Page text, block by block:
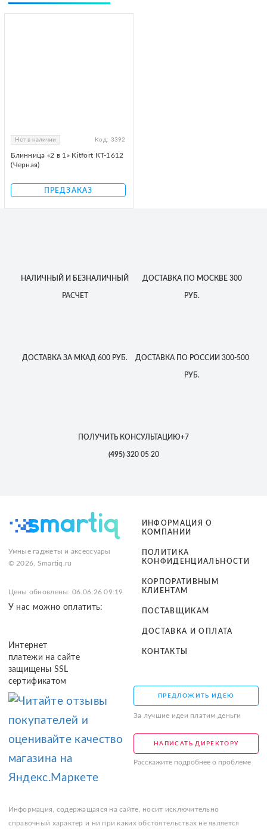
Нет в наличии Код: 3392
Блинница «2 в 1» Kitfort КТ-1612
(Черная)
ПРЕДЗАКАЗ
НАЛИЧНЫЙ И БЕЗНАЛИЧНЫЙ
РАСЧЕТ
ДОСТАВКАПО МОСКВЕ 300
РУБ.
ДОСТАВКА ЗА МКАД 600 РУБ. ДОСТАВКАПО РОССИИ 300-500
РУБ.
ПОЛУЧИТЬ КОНСУЛЬТАЦИЮ+7
(495)320 05 20
Умные гаджеты и аксессуары
© 2026, Smartiq.ru
Цены обновлены: 06.06.26 09:19
У нас можно оплатить:
Интернет
платежи на сайте
защищены SSL
сертификатом
ИНФОРМАЦИЯ О
КОМПАНИИ
ПОЛИТИКА
КОНФИДЕНЦИАЛЬНОСТИ
КОРПОРАТИВНЫМ
КЛИЕНТАМ
ПОСТАВЩИКАМ
ДОСТАВКА И ОПЛАТА
КОНТАКТЫ
ПРЕДЛОЖИТЬ ИДЕЮ
За лучшие идеи платим деньги
НАПИСАТЬ ДИРЕКТОРУ
Расскажите подробнее о проблеме
Информация, содержащаяся на сайте, носит исключительно
справочный характер и ни при каких обстоятельствах не является